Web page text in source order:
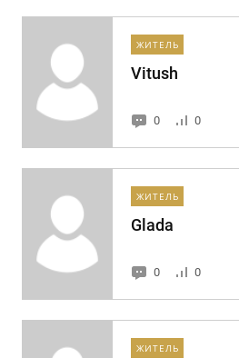
ЖИТЕЛЬ
Vitush
0 0
ЖИТЕЛЬ
Glada
0 0
ЖИТЕЛЬ